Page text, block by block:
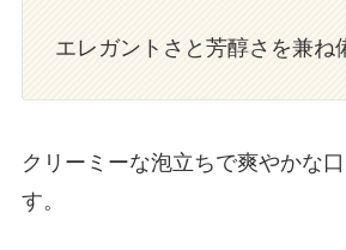
エレガントさと芳醇さを兼ね
クリーミーな泡立ちで爽やかな
す。